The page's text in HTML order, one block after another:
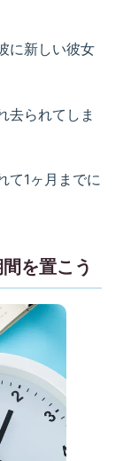
に新しい彼女
去られてしま
て1ヶ月までに
を置こう